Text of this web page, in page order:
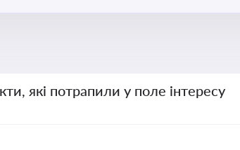
які потрапили у поле інтересу